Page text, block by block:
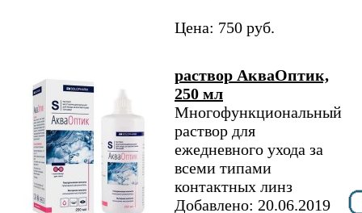
Цена: 750 руб.
раствор АкваОптик,
250 мл
Многофункциональный
раствор для
ежедневного ухода за
всеми типами
контактных линз
Добавлено: 20.06.2019